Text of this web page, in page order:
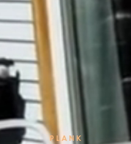
PLANK